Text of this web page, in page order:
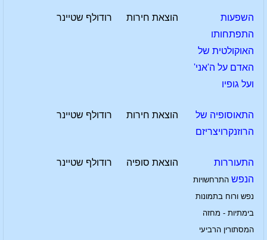
השפעות
התפתחותו
האוקולטית של
האדם על ה'אני'
ועל גופיו
הוצאת חירות רודולף שטיינר
התאוסופיה של
הרוזנקרויצריזם
הוצאת חירות רודולף שטיינר
התעוררות
הנפש התרחשויות
נפש ורוח בתמונות
בימתיות - מחזה
המסתורין הרביעי
הוצאת סופיה רודולף שטיינר